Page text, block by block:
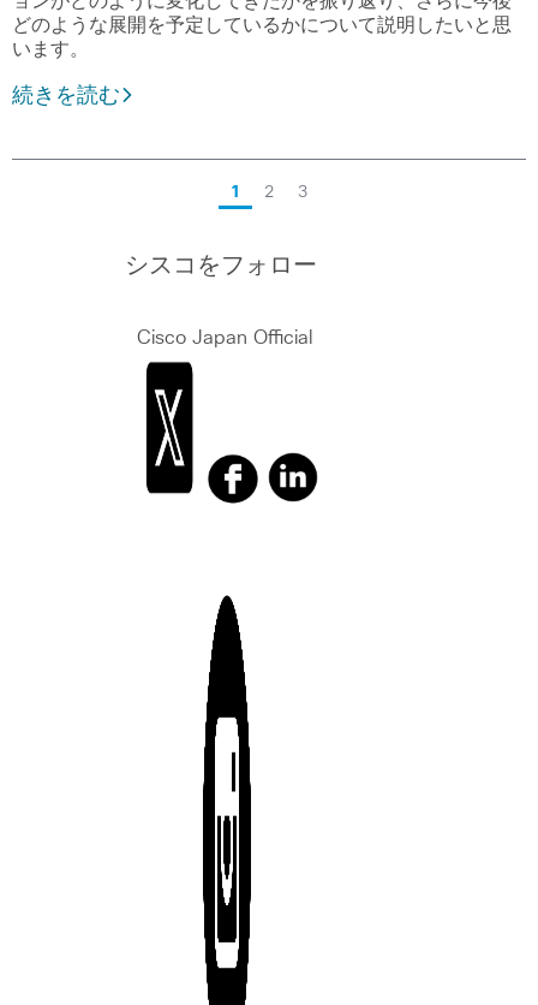
どのような展開を予定しているかについて説明したいと思
います。
続きを読む
1 2 3
シスコをフォロー
Cisco Japan Official